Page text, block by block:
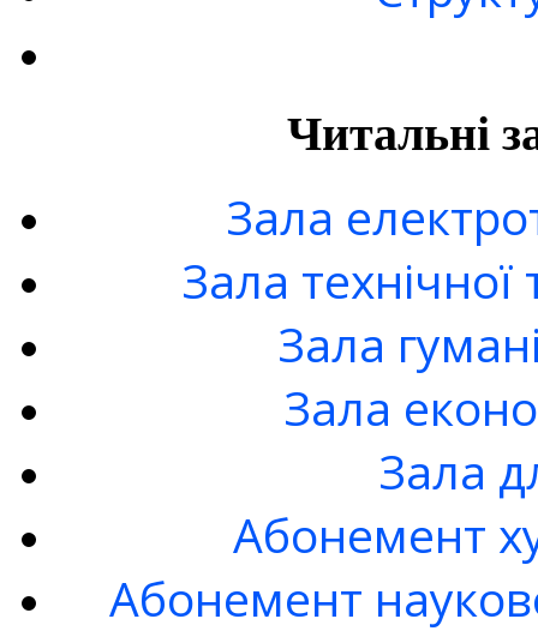
Читальні
Зала
Зала технічної
Зала
Зала
Зала
Абонемент
Абонемент